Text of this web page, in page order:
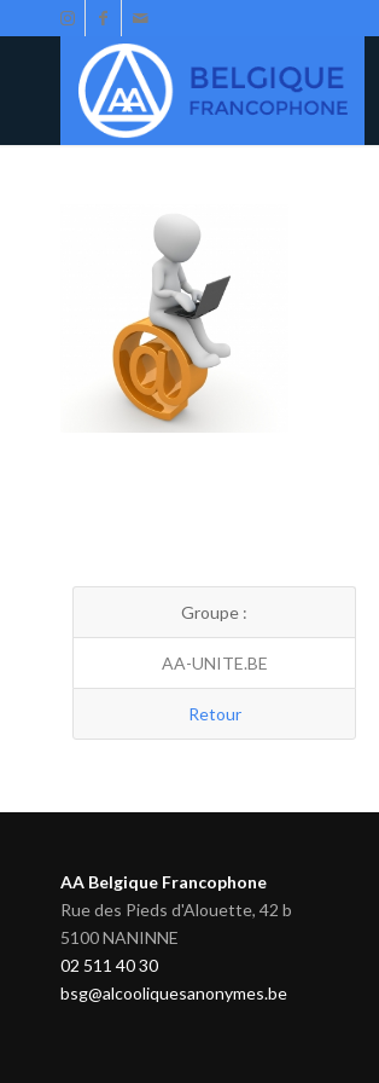
Groupe :
AA-UNITE.BE
Retour
AA Belgique Francophone
Rue des Pieds d'Alouette, 42 b
5100 NANINNE
02 511 40 30
bsg@alcooliquesanonymes.be